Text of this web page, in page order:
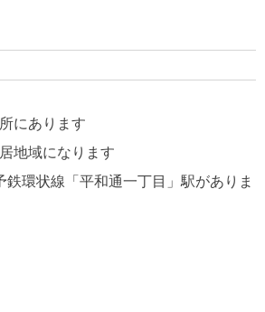
にあります
地域になります
鉄環状線「平和通一丁目」駅がありま